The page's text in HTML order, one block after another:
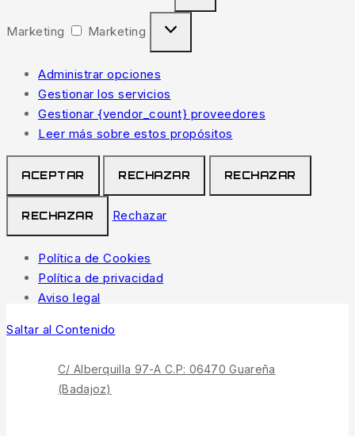
Marketing Marketing
Administrar opciones
Gestionar los servicios
Gestionar {vendor_count} proveedores
Leer más sobre estos propósitos
ACEPTAR RECHAZAR RECHAZAR
RECHAZAR Rechazar
Política de Cookies
Política de privacidad
Aviso legal
Saltar al Contenido
C/ Alberquilla 97-A C.P: 06470 Guareña
(Badajoz)